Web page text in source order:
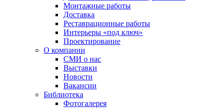
Монтажные работы
Доставка
Реставрационные работы
Интерьеры «под ключ»
Проектирование
О компании
СМИ о нас
Выставки
Новости
Вакансии
Библиотека
Фотогалерея